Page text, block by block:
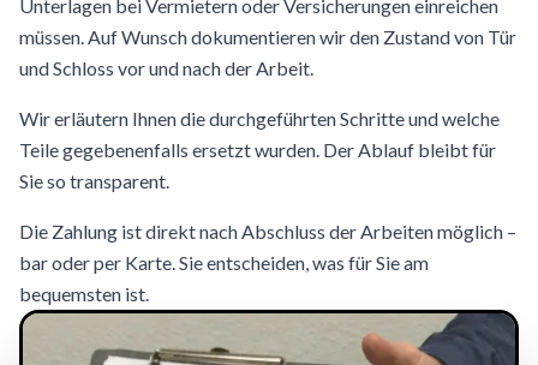
Unterlagen bei Vermietern oder Versicherungen einreichen
müssen. Auf Wunsch dokumentieren wir den Zustand von Tür
und Schloss vor und nach der Arbeit.
Wir erläutern Ihnen die durchgeführten Schritte und welche
Teile gegebenenfalls ersetzt wurden. Der Ablauf bleibt für
Sie so transparent.
Die Zahlung ist direkt nach Abschluss der Arbeiten möglich –
bar oder per Karte. Sie entscheiden, was für Sie am
bequemsten ist.